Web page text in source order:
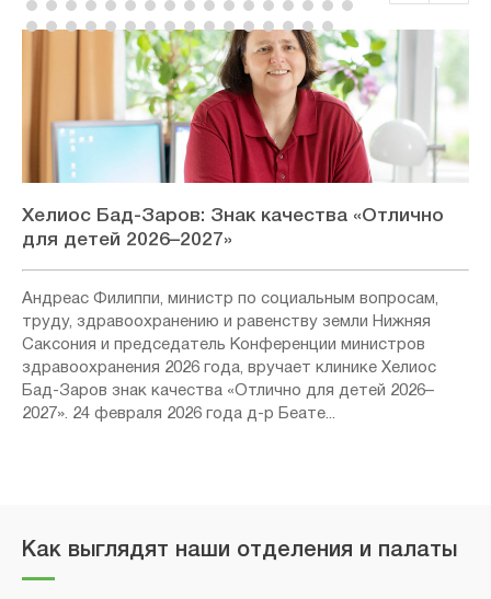
Хелиос Бад-Заров: Знак качества «Отлично
для детей 2026–2027»
Андреас Филиппи, министр по социальным вопросам,
труду, здравоохранению и равенству земли Нижняя
Саксония и председатель Конференции министров
здравоохранения 2026 года, вручает клинике Хелиос
Бад-Заров знак качества «Отлично для детей 2026–
2027». 24 февраля 2026 года д-р Беате...
Как выглядят наши отделения и палаты